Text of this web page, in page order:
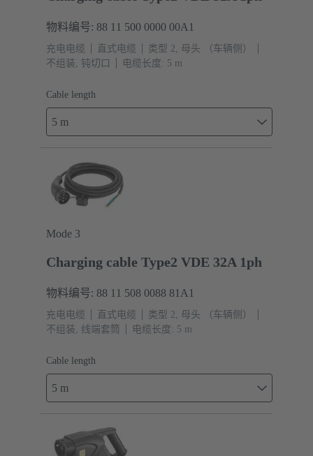
物料编号: 88 11 500 0000 00A1
充电电缆 直式电缆
类型 2, 母头 （车辆侧）
不组装, 钝切口
电缆长度: 5 m
Cable length
5 m
Mode 3
Charging cable Type2 VDE 32A 1ph
物料编号: 88 11 508 0088 81A1
充电电缆 直式电缆
类型 2, 母头 （车辆侧）
不组装, 线端套筒
电缆长度: 5 m
Cable length
5 m